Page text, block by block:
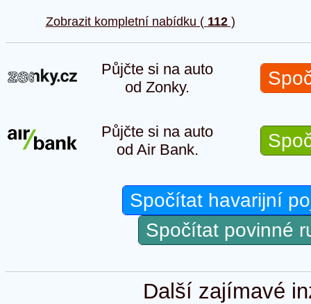
Zobrazit kompletní nabídku ( 112)
Půjčte si na auto
od Zonky.
Půjčte si na auto
od Air Bank.
Spočítat havarijní
Spočítat povinné
Další zajímavé